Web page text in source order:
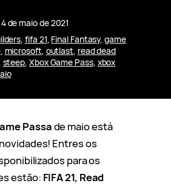
4 de maio de 2021
, fifa 21, Final Fantasy, game
, microsoft, outlast, read dead
steep, Xbox Game Pass, xbox
Passade maio está
Entres os
para os
estão: FIFA 21, Read